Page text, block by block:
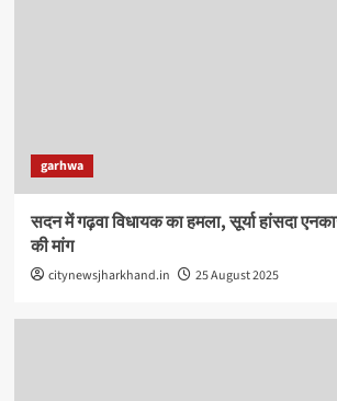
garhwa
सदन में गढ़वा विधायक का हमला, सूर्या हांसदा
की मांग
citynewsjharkhand.in 25 August 2025